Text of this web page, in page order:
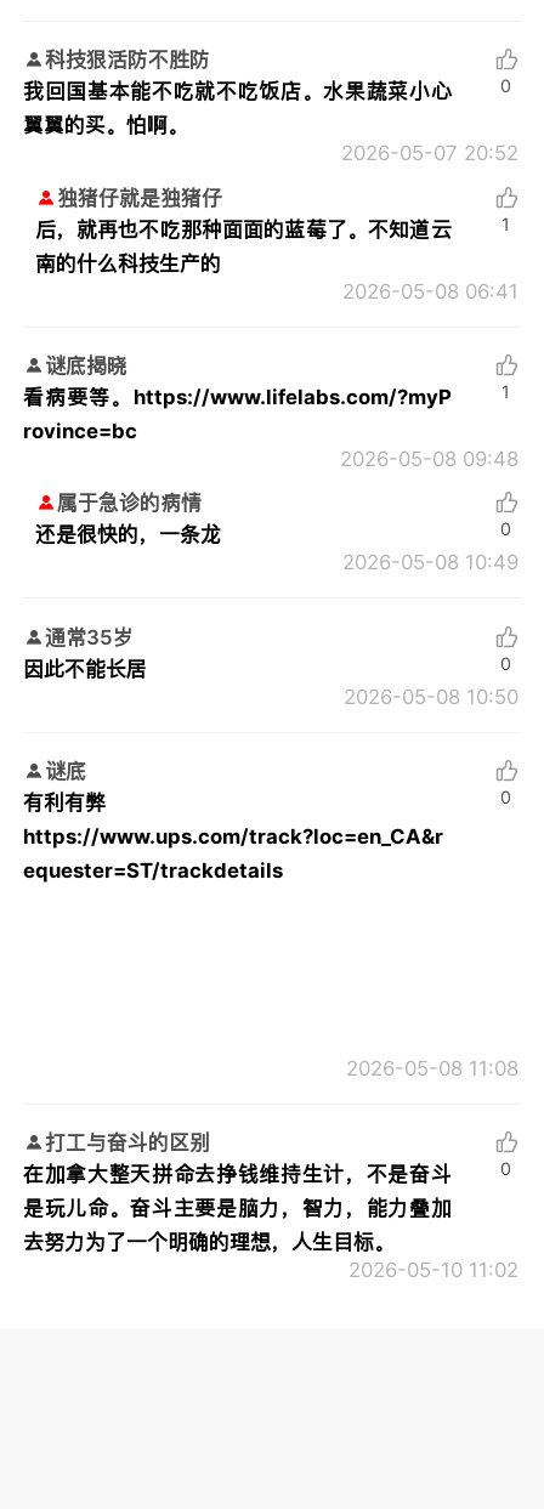
科技狠活防不胜防
我回国基本能不吃就不吃饭店。水果蔬菜小心
翼翼的买。怕啊。
2026-05-07 20:52
0
独猪仔就是独猪仔
后，就再也不吃那种面面的蓝莓了。不知道云
南的什么科技生产的
2026-05-08 06:41
1
谜底揭晓
看病要等。https://www.lifelabs.com/?myP
rovince=bc
2026-05-08 09:48
1
属于急诊的病情
还是很快的，一条龙
2026-05-08 10:49
0
通常35岁
因此不能长居
2026-05-08 10:50
0
谜底
有利有弊
https://www.ups.com/track?loc=en_CA&r
equester=ST/trackdetails
2026-05-08 11:08
0
打工与奋斗的区别
在加拿大整天拼命去挣钱维持生计，不是奋斗
是玩儿命。奋斗主要是脑力，智力，能力叠加
去努力为了一个明确的理想，人生目标。
2026-05-10 11:02
0